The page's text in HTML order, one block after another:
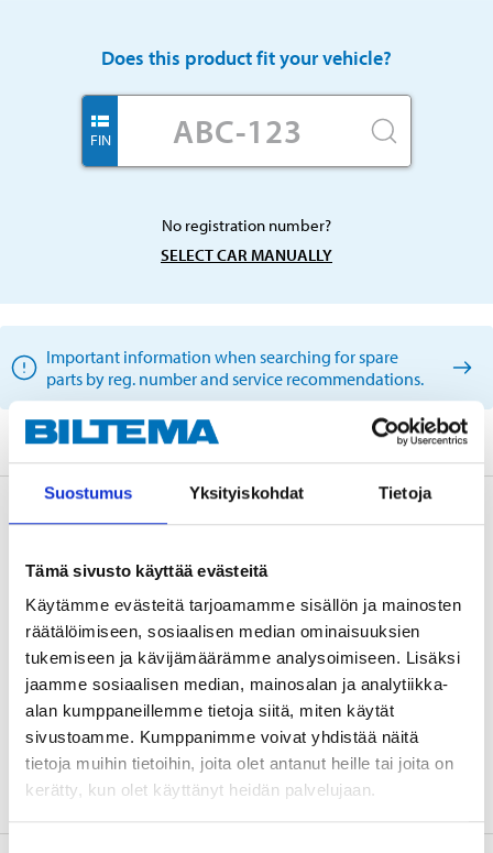
Suostumus Yksityiskohdat Tietoja
Tämä sivusto käyttää evästeitä
Käytämme evästeitä tarjoamamme sisällön ja mainosten
räätälöimiseen, sosiaalisen median ominaisuuksien
tukemiseen ja kävijämäärämme analysoimiseen. Lisäksi
jaamme sosiaalisen median, mainosalan ja analytiikka-
alan kumppaneillemme tietoja siitä, miten käytät
sivustoamme. Kumppanimme voivat yhdistää näitä
tietoja muihin tietoihin, joita olet antanut heille tai joita on
kerätty, kun olet käyttänyt heidän palvelujaan.
Does this product fit your vehicle?
FIN
No registration number?
SELECT CAR MANUALLY
Important information when searching for spare
parts by reg. number and service recommendations.
Description
Technical specifications
Internal diameter
95 mm
External diameter
168 mm
304 mm